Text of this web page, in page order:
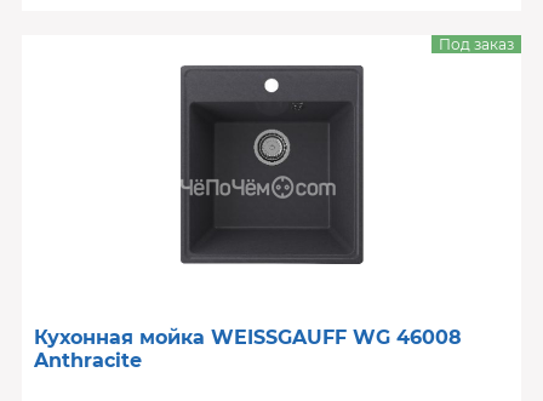
Кухонная мойка WEISSGAUFF WG 46008
Anthracite
Под заказ